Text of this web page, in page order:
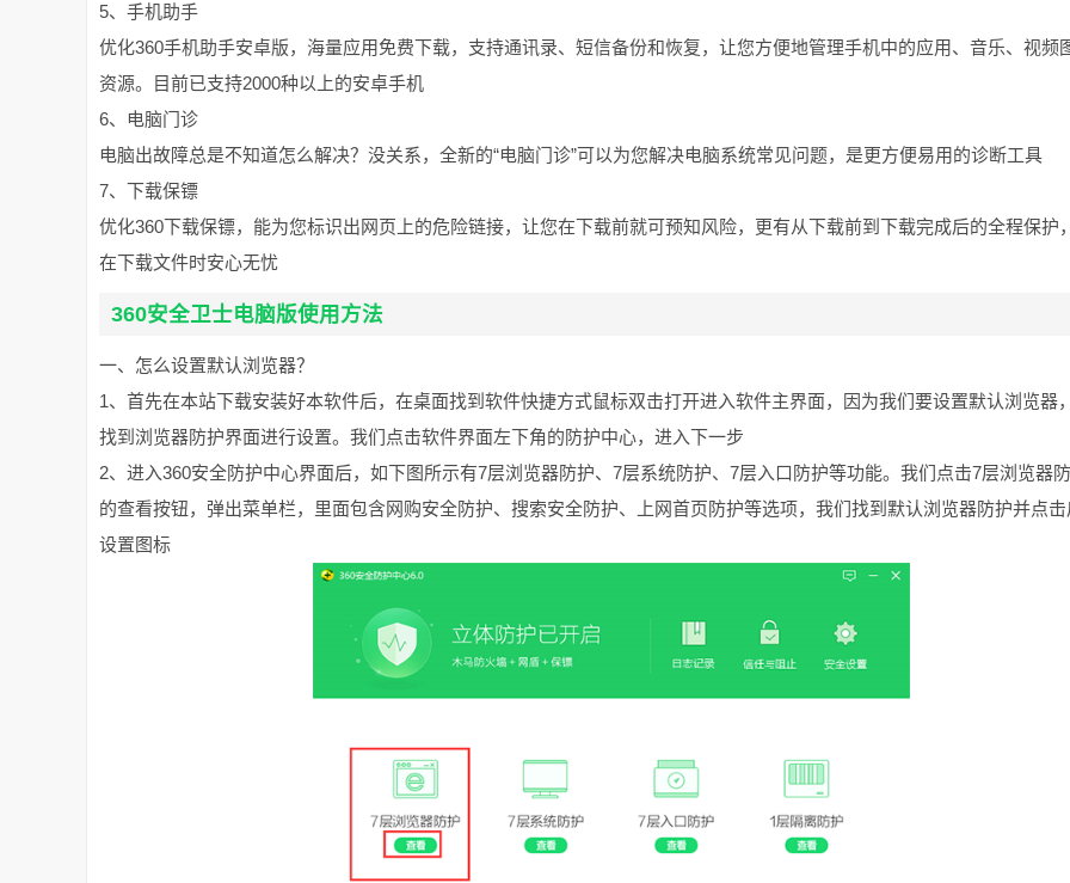
5、手机助手
优化360手机助手安卓版，海量应用免费下载，支持通讯录、短信备份和恢复，让您方便地管理手机中的应用、音乐、视频
资源。目前已支持2000种以上的安卓手机
6、电脑门诊
电脑出故障总是不知道怎么解决？没关系，全新的“电脑门诊”可以为您解决电脑系统常见问题，是更方便易用的诊断工具
7、下载保镖
优化360下载保镖，能为您标识出网页上的危险链接，让您在下载前就可预知风险，更有从下载前到下载完成后的全程保护
在下载文件时安心无忧
360安全卫士电脑版使用方法
一、怎么设置默认浏览器？
1、首先在本站下载安装好本软件后，在桌面找到软件快捷方式鼠标双击打开进入软件主界面，因为我们要设置默认浏览器
找到浏览器防护界面进行设置。我们点击软件界面左下角的防护中心，进入下一步
2、进入360安全防护中心界面后，如下图所示有7层浏览器防护、7层系统防护、7层入口防护等功能。我们点击7层浏览器
的查看按钮，弹出菜单栏，里面包含网购安全防护、搜索安全防护、上网首页防护等选项，我们找到默认浏览器防护并点
设置图标